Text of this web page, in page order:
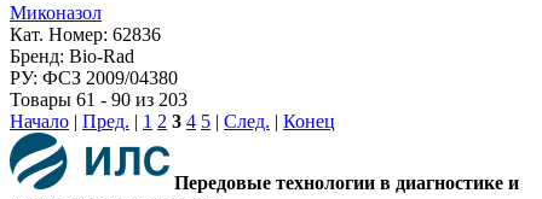
Миконазол
Кат. Номер: 62836
Бренд: Bio-Rad
РУ: ФСЗ 2009/04380
Товары 61 - 90 из 203
Начало | Пред. | 1 2 3 4 5 | След. | Конец
Передовые технологии в диагностике и